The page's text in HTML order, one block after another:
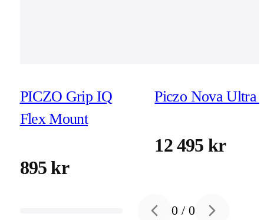
PICZO Grip IQ
Flex Mount
895 kr
Piczo Nova Ultra
12 495 kr
Previous slide
0 /0 Next slide